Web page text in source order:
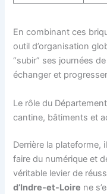
En combinant ces
outil d’organisation
“subir” ses journées
échanger et
Le rôle du
cantine, bâtiments et
Derrière la plateforme,
faire du numérique et
véritable levier de
d’Indre-et-Loire ne